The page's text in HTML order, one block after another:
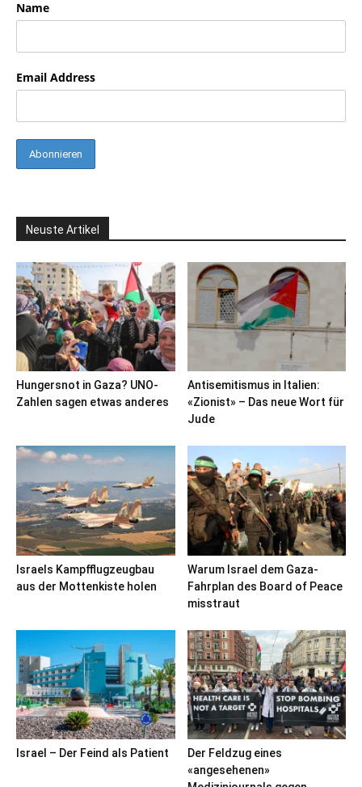
Name
Email Address
Neuste Artikel
Hungersnot in Gaza? UNO-
Zahlen sagen etwas anderes
Antisemitismus in Italien:
«Zionist» – Das neue Wort für
Jude
Israels Kampfflugzeugbau
aus der Mottenkiste holen
Warum Israel dem Gaza-
Fahrplan des Board of Peace
misstraut
Israel – Der Feind als Patient
Der Feldzug eines
«angesehenen»